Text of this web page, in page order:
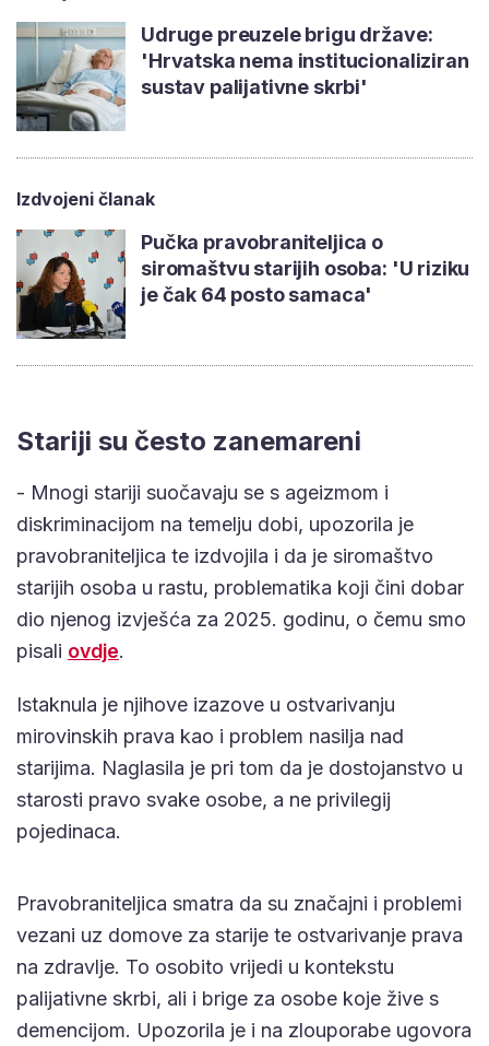
Udruge preuzele brigu države:
'Hrvatska nema institucionaliziran
sustav palijativne skrbi'
Izdvojeni članak
Pučka pravobraniteljica o
siromaštvu starijih osoba: 'U riziku
je čak 64 posto samaca'
Stariji su često zanemareni
- Mnogi stariji suočavaju se s ageizmom i
diskriminacijom na temelju dobi, upozorila je
pravobraniteljica te izdvojila i da je siromaštvo
starijih osoba u rastu, problematika koji čini dobar
dio njenog izvješća za 2025. godinu, o čemu smo
pisali ovdje.
Istaknula je njihove izazove u ostvarivanju
mirovinskih prava kao i problem nasilja nad
starijima. Naglasila je pri tom da je dostojanstvo u
starosti pravo svake osobe, a ne privilegij
pojedinaca.
Pravobraniteljica smatra da su značajni i problemi
vezani uz domove za starije te ostvarivanje prava
na zdravlje. To osobito vrijedi u kontekstu
palijativne skrbi, ali i brige za osobe koje žive s
demencijom. Upozorila je i na zlouporabe ugovora